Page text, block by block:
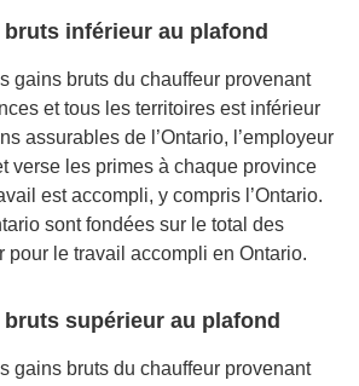
inférieur au plafond
gains bruts du chauffeur provenant
et tous les territoires est inférieur
assurables de l’Ontario, l’employeur
verse les primes à chaque province
est accompli, y compris l’Ontario.
sont fondées sur le total des
pour le travail accompli en Ontario.
supérieur au plafond
gains bruts du chauffeur provenant